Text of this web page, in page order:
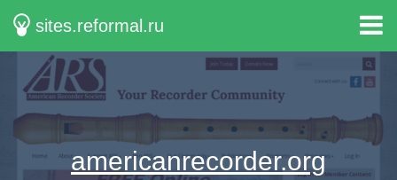
sites.reformal.ru
americanrecorder.org